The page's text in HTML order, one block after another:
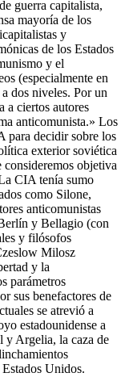
guerra capitalista,
mayoría de los
y
de los Estados
y el
(especialmente en
dos niveles. Por un
a ciertos autores
anticomunista.» Los
para decidir sobre los
exterior soviética
objetiva
CIA tenía sumo
como Silone,
anticomunistas
y Bellagio (con
y filósofos
Milosz
y la
parámetros
sus benefactores de
se atrevió a
estadounidense a
y Argelia, la caza de
Unidos.